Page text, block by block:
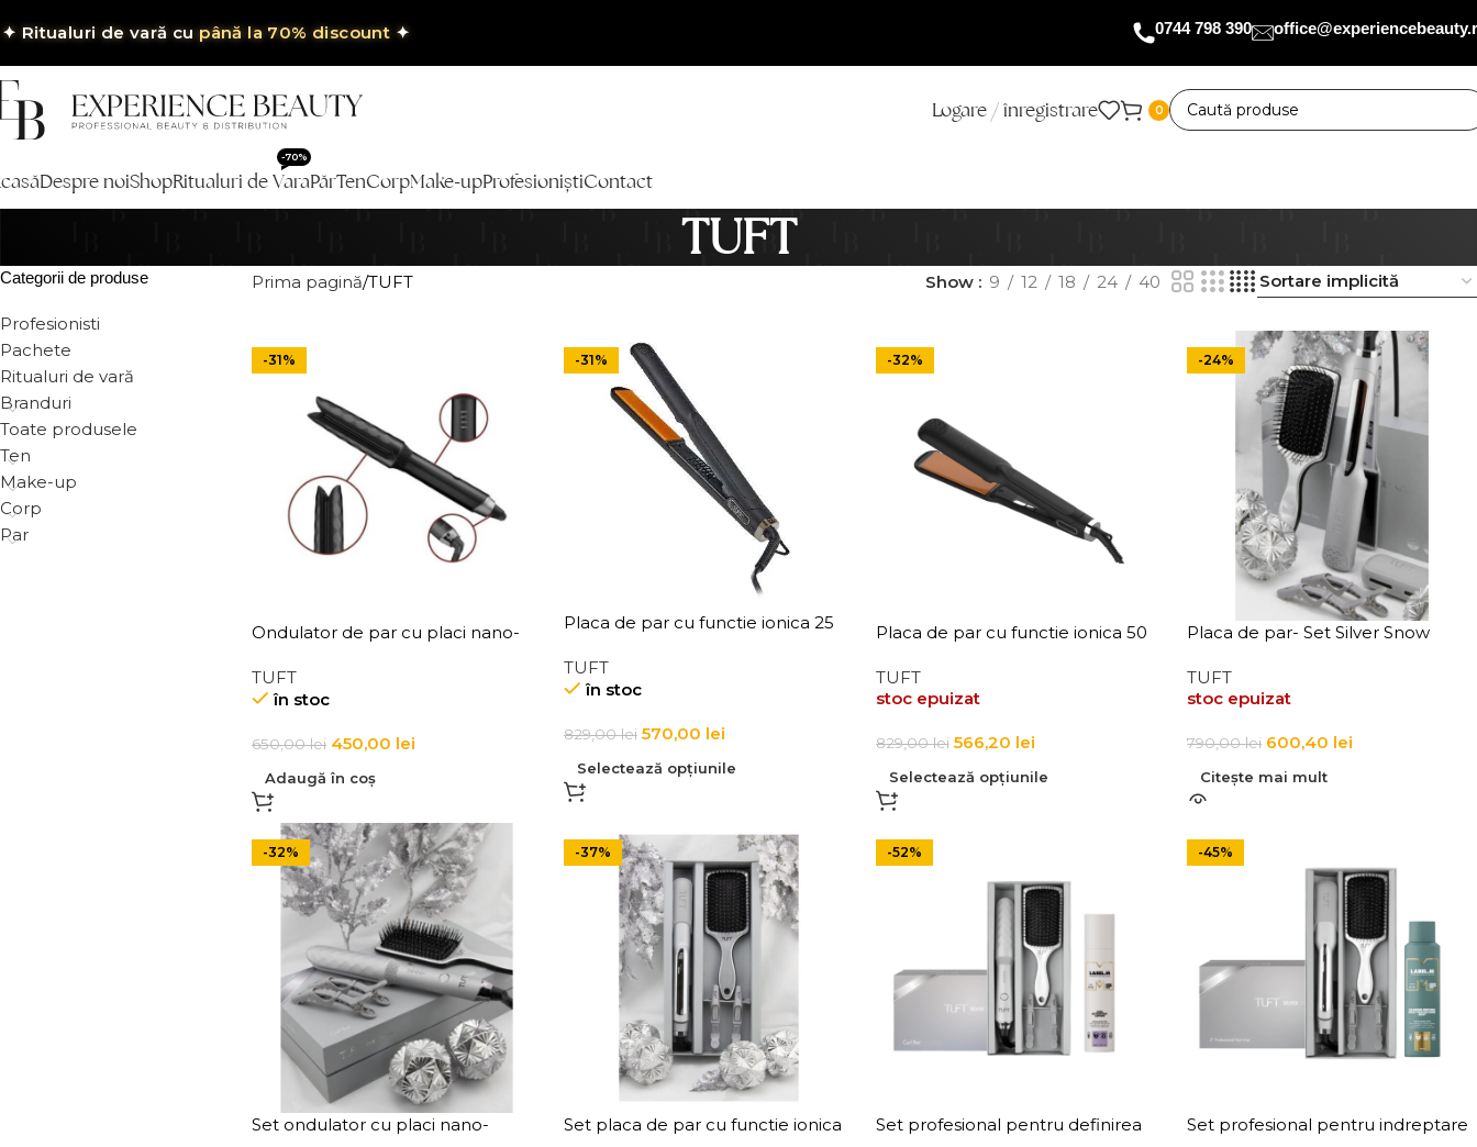
✦ Ritualuri de vară cupână la 70% discount ✦ 0744 798 390
Logare / înregistrare 0
Despre noiShopRitualuri de Vara
-70%
PărTenCorpMake-upProfesioniștiContact
TUFT
Categorii de produse
Profesionisti
Pachete
Ritualuri de vară
Branduri
Toate produsele
Ten
Make-up
Corp
Par
Prima pagină TUFT Show 9 12 18 24 40
-31%
Ondulator de par cu placi nano-
TUFT
în stoc
650,00lei 450,00 lei
Adaugă în coș
-31%
Placa de par cu functie ionica 25
TUFT
în stoc
829,00lei 570,00 lei
Selectează opțiunile
-32%
Placa de par cu functie ionica 50
TUFT
stoc epuizat
829,00lei 566,20 lei
Selectează opțiunile
-24%
Placa de par- Set Silver Snow
TUFT
stoc epuizat
790,00lei 600,40 lei
Citește mai mult
-32%
Set ondulator cu placi nano-
-37%
Set placa de par cu functie ionica
-52%
Set profesional pentru definirea
-45%
Set profesional pentru indreptare